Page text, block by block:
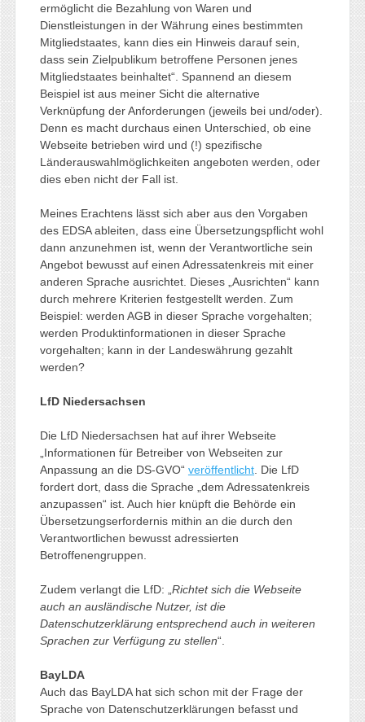
ermöglicht die Bezahlung von Waren und
Dienstleistungen in der Währung eines bestimmten
Mitgliedstaates, kann dies ein Hinweis darauf sein,
dass sein Zielpublikum betroffene Personen jenes
Mitgliedstaates beinhaltet“. Spannend an diesem
Beispiel ist aus meiner Sicht die alternative
Verknüpfung der Anforderungen (jeweils bei und/oder).
Denn es macht durchaus einen Unterschied, ob eine
Webseite betrieben wird und (!) spezifische
Länderauswahlmöglichkeiten angeboten werden, oder
dies eben nicht der Fall ist.
Meines Erachtens lässt sich aber aus den Vorgaben
des EDSA ableiten, dass eine Übersetzungspflicht wohl
dann anzunehmen ist, wenn der Verantwortliche sein
Angebot bewusst auf einen Adressatenkreis mit einer
anderen Sprache ausrichtet. Dieses „Ausrichten“ kann
durch mehrere Kriterien festgestellt werden. Zum
Beispiel: werden AGB in dieser Sprache vorgehalten;
werden Produktinformationen in dieser Sprache
vorgehalten; kann in der Landeswährung gezahlt
werden?
LfD Niedersachsen
Die LfD Niedersachsen hat auf ihrer Webseite
„Informationen für Betreiber von Webseiten zur
Anpassung an die DS-GVO“ veröffentlicht. Die LfD
fordert dort, dass die Sprache „dem Adressatenkreis
anzupassen“ ist. Auch hier knüpft die Behörde ein
Übersetzungserfordernis mithin an die durch den
Verantwortlichen bewusst adressierten
Betroffenengruppen.
Zudem verlangt die LfD: „ Richtet sich die Webseite
auch an ausländische Nutzer, ist die
Datenschutzerklärung entsprechend auch in weiteren
Sprachen zur Verfügung zu stellen“.
BayLDA
Auch das BayLDA hat sich schon mit der Frage der
Sprache von Datenschutzerklärungen befasst und